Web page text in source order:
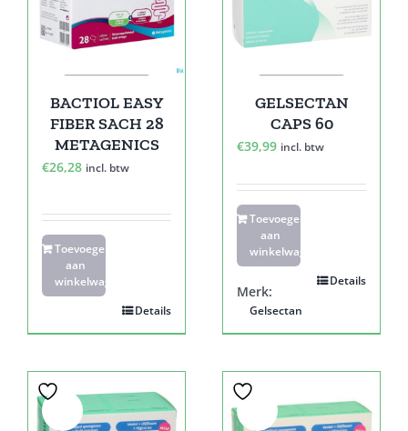
BACTIOL EASY
FIBER SACH 28
METAGENICS
€26,28 incl. btw
Toevoegen
aan
winkelwagen
Details
GELSECTAN
CAPS 60
€39,99 incl. btw
Toevoegen
aan
winkelwagen
Details
Merk:
Gelsectan